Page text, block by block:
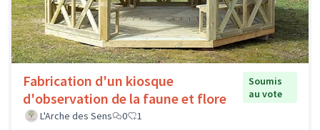
Fabrication d'un kiosque
d'observation de la faune et flore
Soumis
au vote
L'Arche des Sens
0 1